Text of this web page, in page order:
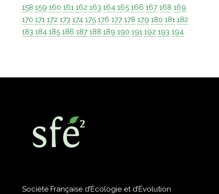
158 159 160 161 162 163 164 165 166 167 168 169
170 171 172 173 174 175 176 177 178 179 180 181 182
183 184 185 186 187 188 189 190 191 192 193 194
Société Française d’Écologie et d’Évolution